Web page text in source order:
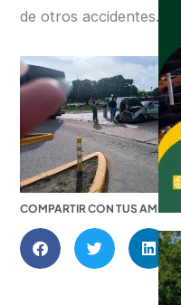
de otros accidentes.
COMPARTIR CON TUS AMIGOS